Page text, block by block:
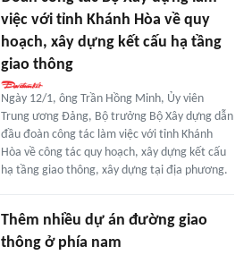
việc với tỉnh Khánh Hòa về quy
hoạch, xây dựng kết cấu hạ tầng
giao thông
Ngày 12/1, ông Trần Hồng Minh, Ủy viên
Trung ương Đảng, Bộ trưởng Bộ Xây dựng dẫn
đầu đoàn công tác làm việc với tỉnh Khánh
Hòa về công tác quy hoạch, xây dựng kết cấu
hạ tầng giao thông, xây dựng tại địa phương.
Thêm nhiều dự án đường giao
thông ở phía nam